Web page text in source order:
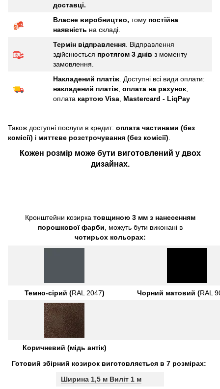
доставці.
Власне виробництво, тому постійна
наявність на складі.
Термін відправлення. Відправлення
здійснюється протягом 3 днів з моменту
замовлення.
Накладений платіж. Доступні всі види оплати:
накладений платіж, оплата на рахунок,
оплата картою Visa, Mastercard - LiqPay
Також доступні послуги в кредит: оплата частинами (без
комісії) і миттєве розстрочування (без комісії).
Кожен розмір може бути виготовлений у двох
дизайнах.
Кронштейни козирка товщиною 3 мм з нанесенням
порошкової фарби, можуть бути виконані в
чотирьох кольорах:
Темно-сірий (RAL 2047) Чорний матовий (RAL
Коричневий (мідь антік)
Готовий збірний козирок виготовляється в 7 розмірах:
Ширина 1,5 м Виліт 1 м